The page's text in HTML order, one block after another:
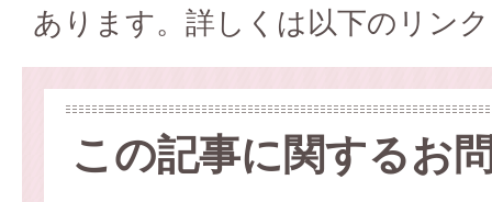
あります。詳しくは以下のリン
この記事に関するお